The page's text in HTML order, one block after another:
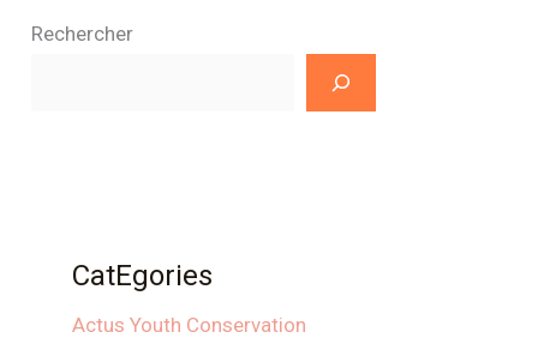
Rechercher
CatEgories
Actus Youth Conservation